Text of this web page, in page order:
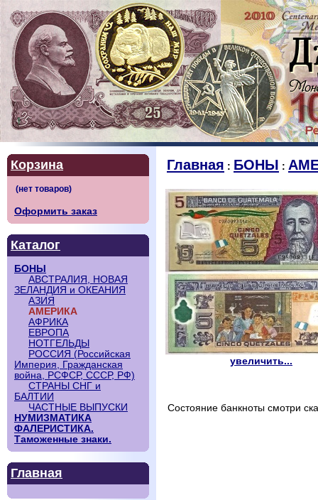
Корзина
Оформить заказ
Каталог
БОНЫ
АВСТРАЛИЯ, НОВАЯ
ЗЕЛАНДИЯ и ОКЕАНИЯ
АЗИЯ
АМЕРИКА
АФРИКА
ЕВРОПА
НОТГЕЛЬДЫ
РОССИЯ (Российская
Империя, Гражданская
война, РСФСР, СССР, РФ)
СТРАНЫ СНГ и
БАЛТИИ
ЧАСТНЫЕ ВЫПУСКИ
НУМИЗМАТИКА
ФАЛЕРИСТИКА.
Таможенные знаки.
Главная
Главная : БОНЫ :
увеличить...
Состояние банкноты смотри